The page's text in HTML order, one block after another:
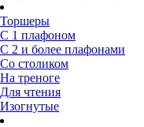
Торшеры
С 1 плафоном
С 2 и более плафонами
Со столиком
На треноге
Для чтения
Изогнутые